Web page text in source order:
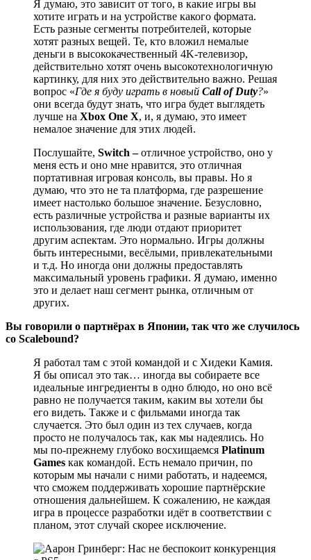
Я думаю, это зависит от того, в какие игры вы
хотите играть и на устройстве какого формата.
Есть разные сегменты потребителей, которые
хотят разных вещей. Те, кто вложил немалые
деньги в высококачественный 4K-телевизор,
действительно хотят очень высокотехнологичную
картинку, для них это действительно важно. Решая
вопрос «Где я буду играть в новый Call of Duty?»
они всегда будут знать, что игра будет выглядеть
лучше на Xbox One X, и, я думаю, это имеет
немалое значение для этих людей.
Послушайте, Switch –отличное устройство, оно у
меня есть и оно мне нравится, это отличная
портативная игровая консоль, вы правы. Но я
думаю, что это не та платформа, где разрешение
имеет настолько большое значение. Безусловно,
есть различные устройства и разные варианты их
использования, где люди отдают приоритет
другим аспектам. Это нормально. Игры должны
быть интересными, весёлыми, привлекательными
и т.д. Но иногда они должны предоставлять
максимальный уровень графики. Я думаю, именно
это и делает наш сегмент рынка, отличным от
других.
Вы говорили о партнёрах в Японии, так что же случилось
со Scalebound?
Я работал там с этой командой и с Хидеки Камия.
Я бы описал это так… иногда вы собираете все
идеальные ингредиенты в одно блюдо, но оно всё
равно не получается таким, каким вы хотели бы
его видеть. Также и с фильмами иногда так
случается. Это был один из тех случаев, когда
просто не получалось так, как мы надеялись. Но
мы по-прежнему глубоко восхищаемся Platinum
Games как командой. Есть немало причин, по
которым мы начали с ними работать, и надеемся,
что сможем поддерживать хорошие партнёрские
отношения дальнейшем. К сожалению, не каждая
игра в процессе разработки идёт в соответствии с
планом, этот случай скорее исключение.